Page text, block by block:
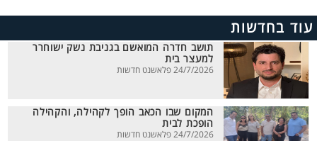
עוד בחדשות
תושב חדרה המואשם בגניבת נשק ישוחרר
למעצר בית
24/7/2026 פלאשנט חדשות
המקום שבו הכאב הופך לקהילה, והקהילה
הופכת לבית
24/7/2026 פלאשנט חדשות